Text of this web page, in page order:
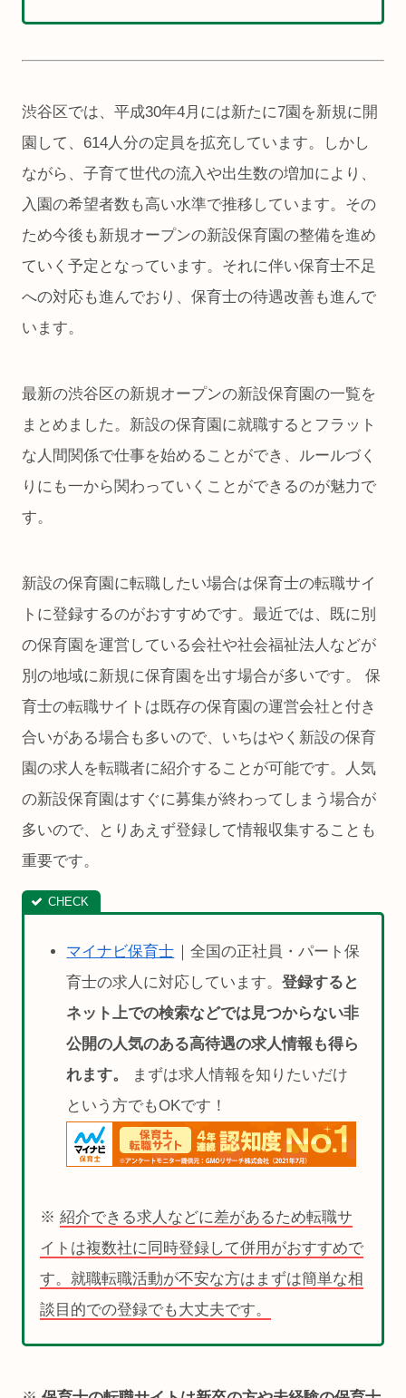
渋谷区では、平成30年4月には新たに7園を新規に開
園して、614人分の定員を拡充しています。しかし
ながら、子育て世代の流入や出生数の増加により、
入園の希望者数も高い水準で推移しています。その
ため今後も新規オープンの新設保育園の整備を進め
ていく予定となっています。それに伴い保育士不足
への対応も進んでおり、保育士の待遇改善も進んで
います。
最新の渋谷区の新規オープンの新設保育園の一覧を
まとめました。新設の保育園に就職するとフラット
な人間関係で仕事を始めることができ、ルールづく
りにも一から関わっていくことができるのが魅力で
す。
新設の保育園に転職したい場合は保育士の転職サイ
トに登録するのがおすすめです。最近では、既に別
の保育園を運営している会社や社会福祉法人などが
別の地域に新規に保育園を出す場合が多いです。 保
育士の転職サイトは既存の保育園の運営会社と付き
合いがある場合も多いので、いちはやく新設の保育
園の求人を転職者に紹介することが可能です。人気
の新設保育園はすぐに募集が終わってしまう場合が
多いので、とりあえず登録して情報収集することも
重要です。
マイナビ保育士 ｜全国の正社員・パート保
育士の求人に対応しています。登録すると
ネット上での検索などでは見つからない非
公開の人気のある高待遇の求人情報も得ら
れます。
まずは求人情報を知りたいだけ
という方でもOKです！
※ 紹介できる求人などに差があるため転職サ
イトは複数社に同時登録して併用がおすすめで
す。就職転職活動が不安な方はまずは簡単な相
談目的での登録でも大丈夫です。